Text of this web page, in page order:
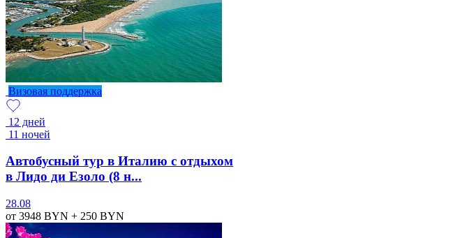
Визовая поддержка
12 дней
11 ночей
Автобусный тур в Италию с отдыхом
в Лидо ди Езоло (8 н...
28.08
от 3948 BYN + 250 BYN